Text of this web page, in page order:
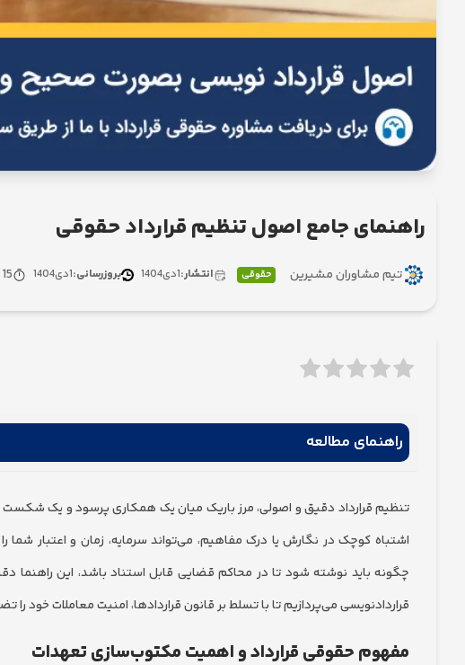
راهنمای جامع اصول تنظیم قرارداد حقوقی
تیم مشاوران مشیرین حقوقی انتشار:1دی1404 بروزرسانی:1دی1404
15
راهنمای مطالعه
تنظیم قرارداد دقیق و اصولی، مرز باریک میان یک همکاری پرسود و یک شکست
اشتباه کوچک در نگارش یا درک مفاهیم، می‌تواند سرمایه، زمان و اعتبار
چگونه باید نوشته شود تا در محاکم قضایی قابل استناد باشد، این راهنما
قراردادنویسی می‌پردازیم تا با تسلط بر قانون قراردادها، امنیت معاملات خود را
مفهوم حقوقی قرارداد و اهمیت مکتوب‌سازی تعهدات